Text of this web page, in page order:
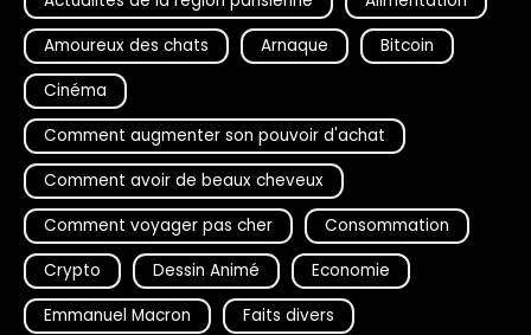
Amoureux des chats
Arnaque
Bitcoin
Cinéma
Comment augmenter son pouvoir d'achat
Comment avoir de beaux cheveux
Comment voyager pas cher
Consommation
Crypto
Dessin Animé
Economie
Emmanuel Macron
Faits divers